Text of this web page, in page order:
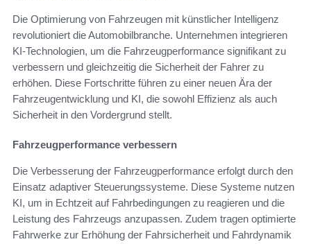
Die Optimierung von Fahrzeugen mit künstlicher Intelligenz
revolutioniert die Automobilbranche. Unternehmen integrieren
KI-Technologien, um die Fahrzeugperformance signifikant zu
verbessern und gleichzeitig die Sicherheit der Fahrer zu
erhöhen. Diese Fortschritte führen zu einer neuen Ära der
Fahrzeugentwicklung und KI, die sowohl Effizienz als auch
Sicherheit in den Vordergrund stellt.
Fahrzeugperformance verbessern
Die Verbesserung der Fahrzeugperformance erfolgt durch den
Einsatz adaptiver Steuerungssysteme. Diese Systeme nutzen
KI, um in Echtzeit auf Fahrbedingungen zu reagieren und die
Leistung des Fahrzeugs anzupassen. Zudem tragen optimierte
Fahrwerke zur Erhöhung der Fahrsicherheit und Fahrdynamik